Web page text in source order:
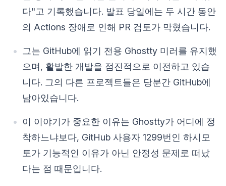
다"고 기록했습니다. 발표 당일에는 두 시간 동안
의 Actions 장애로 인해 PR 검토가 막혔습니다.
그는 GitHub에 읽기 전용 Ghostty 미러를 유지했
으며, 활발한 개발을 점진적으로 이전하고 있습
니다. 그의 다른 프로젝트들은 당분간 GitHub에
남아있습니다.
이 이야기가 중요한 이유는 Ghostty가 어디에 정
착하느냐보다, GitHub 사용자 1299번인 하시모
토가 기능적인 이유가 아닌 안정성 문제로 떠났
다는 점 때문입니다.